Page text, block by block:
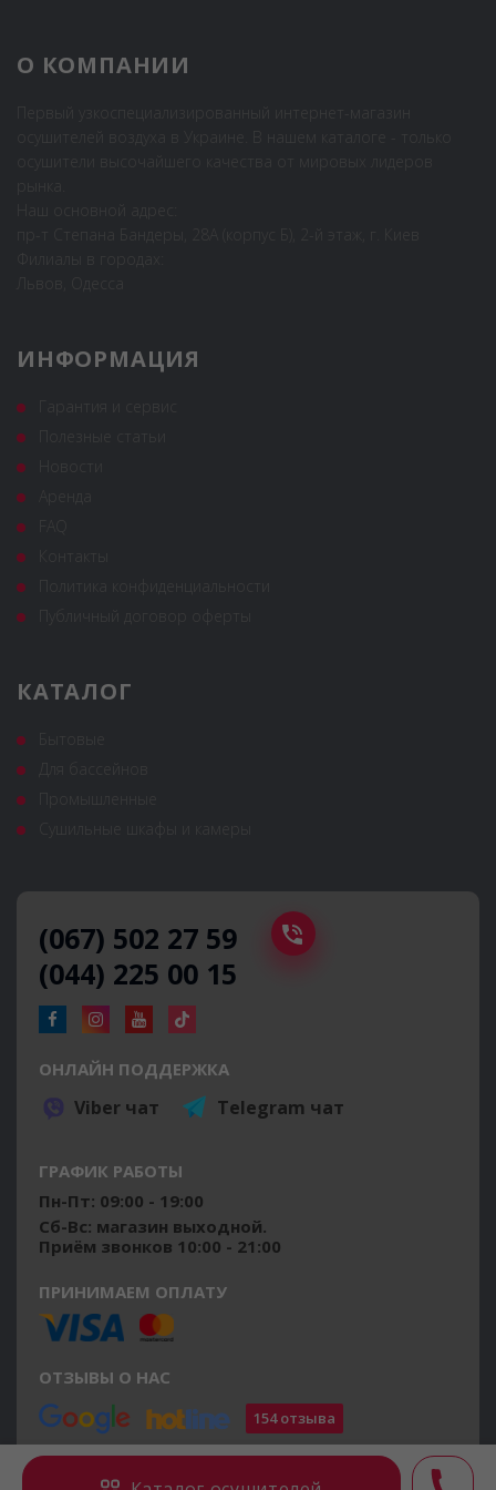
О КОМПАНИИ
ИНФОРМАЦИЯ
КАТАЛОГ
(067) 502 27 59
(044) 225 00 15
ОНЛАЙН ПОДДЕРЖКА
Viber чат Telegram чат
ГРАФИК РАБОТЫ
Пн-Пт: 09:00 - 19:00
Сб-Вс: магазин выходной.
Приём звонков 10:00 - 21:00
ПРИНИМАЕМ ОПЛАТУ
ОТЗЫВЫ О НАС
154 отзыва
©2014 - 2026 osushiteli.ua